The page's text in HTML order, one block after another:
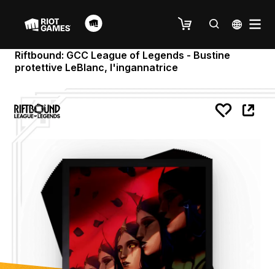
Riftbound: GCC League of Legends - Bustine
protettive LeBlanc, l'ingannatrice